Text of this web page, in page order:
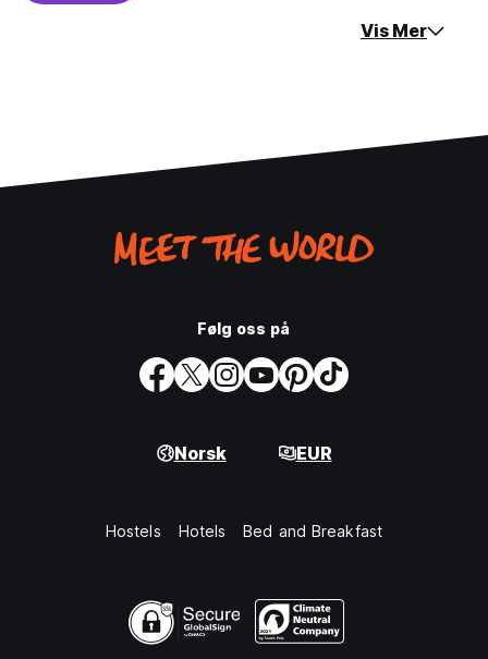
Vis Mer
Følg oss på
Norsk EUR
Hostels Hotels Bed and Breakfast